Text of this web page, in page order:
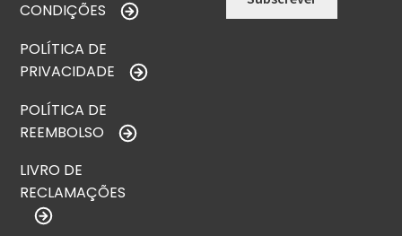
CONDIÇÕES
POLÍTICA DE
PRIVACIDADE
POLÍTICA DE
REEMBOLSO
LIVRO DE
RECLAMAÇÕES